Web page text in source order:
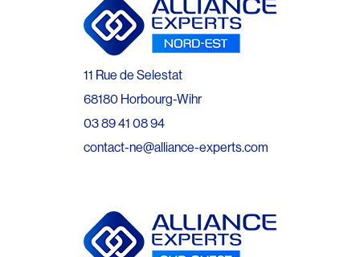
11 Rue de Selestat
68180 Horbourg-Wihr
03 89 41 08 94
contact-ne@alliance-experts.com